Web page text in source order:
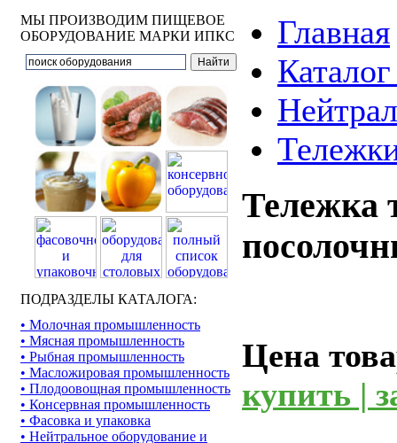
МЫ ПРОИЗВОДИМ ПИЩЕВОЕ
ОБОРУДОВАНИЕ МАРКИ ИПКС
ПОДРАЗДЕЛЫ КАТАЛОГА:
• Молочная промышленность
• Мясная промышленность
• Рыбная промышленность
• Масложировая промышленность
• Плодоовощная промышленность
• Консервная промышленность
• Фасовка и упаковка
• Нейтральное оборудование и
Главная
Тележка
Цена
купить |